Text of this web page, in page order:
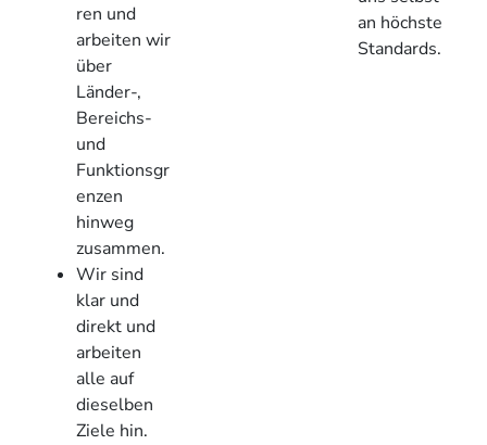
ren und
arbeiten wir
über
Länder-,
Bereichs-
und
Funktionsgr
enzen
hinweg
zusammen.
Wir sind
klar und
direkt und
arbeiten
alle auf
dieselben
Ziele hin.
an höchste
Standards.